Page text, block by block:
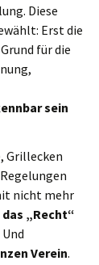
Diese
Erst die
für die
sein
Grillecken
nicht mehr
„Recht“
Und
Verein.